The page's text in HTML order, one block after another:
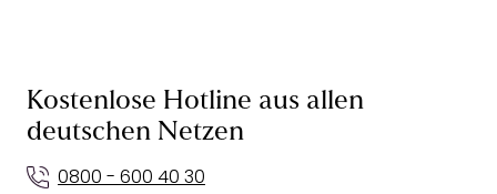
Kostenlose Hotline aus allen
deutschen Netzen
0800 - 600 40 30